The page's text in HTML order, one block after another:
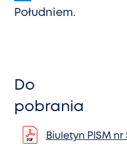
Południem.
Do
pobrania
Biuletyn PISM nr